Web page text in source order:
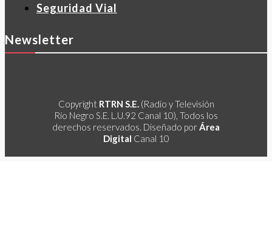
Seguridad Vial
Newsletter
Copyright RTRN S.E.(Radio y Televisión
Río Negro S.E. L.U.92 Canal 10), Todos los
derechos reservados. Diseñado porÁrea
Digital Canal 10